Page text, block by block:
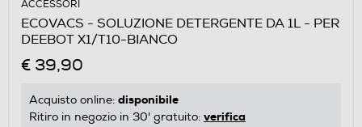
ACCESSORI
ECOVACS - SOLUZIONE DETERGENTE DA 1L - PER
DEEBOT X1/T10-BIANCO
€ 39,90
Acquisto online: disponibile
Ritiro in negozio in 30' gratuito: verifica